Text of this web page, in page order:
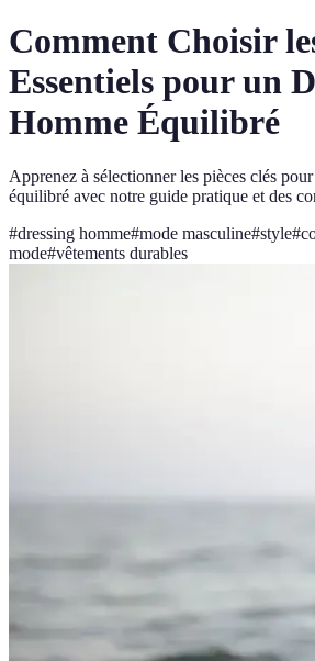
Comment Choisir
Essentiels pour un
Homme Équilibré
Apprenez à sélectionner les pièces clés
équilibré avec notre guide pratique et des
#dressing homme#mode masculine#style#
mode#vêtements durables